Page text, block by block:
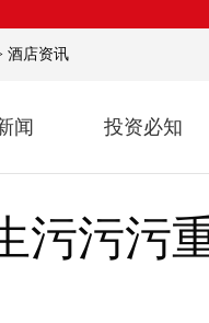
酒店资讯
闻 投资必知
污污污